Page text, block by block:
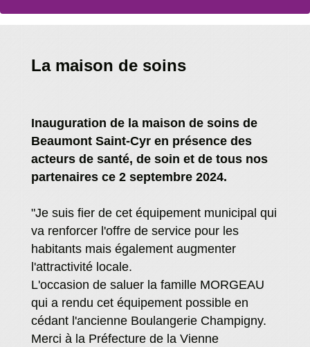
La maison de soins
Inauguration de la maison de soins de
Beaumont Saint-Cyr en présence des
acteurs de santé, de soin et de tous nos
partenaires ce 2 septembre 2024.
"Je suis fier de cet équipement municipal qui
va renforcer l'offre de service pour les
habitants mais également augmenter
l'attractivité locale.
L'occasion de saluer la famille MORGEAU
qui a rendu cet équipement possible en
cédant l'ancienne Boulangerie Champigny.
Merci à la Préfecture de la Vienne